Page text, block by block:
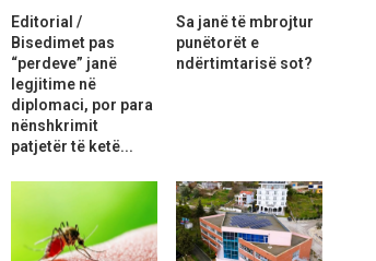
Editorial /
Bisedimet pas
“perdeve” janë
legjitime në
diplomaci, por para
nënshkrimit
patjetër të ketë...
Sa janë të mbrojtur
punëtorët e
ndërtimtarisë sot?